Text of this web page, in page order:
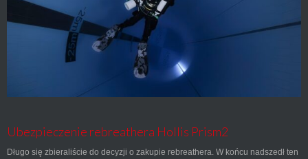
Ubezpieczenie rebreathera Hollis Prism2
Długo się zbieraliście do decyzji o zakupie rebreathera. W końcu nadszedł ten